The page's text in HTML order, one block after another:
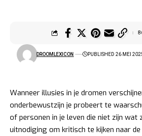
DROOMLEXICON PUBLISHED 26 MEI
Wanneer illusies in je dromen
onderbewustzijn je probeert te
of personen in je leven die niet zijn wat
uitnodiging om kritisch te kijken naar